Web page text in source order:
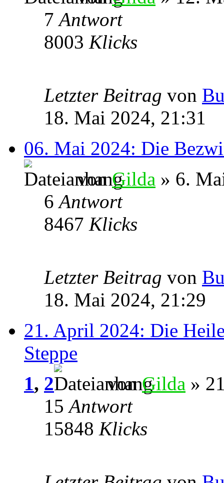
7Antwort
8003 Klicks
Letzter Beitrag von
18. Mai 2024, 21:31
06. Mai 2024: Die
vonGilda » 6.
6Antwort
8467 Klicks
Letzter Beitrag von
18. Mai 2024, 21:29
21. April 2024: Die
Steppe
1, 2 vonGilda »
15Antwort
15848 Klicks